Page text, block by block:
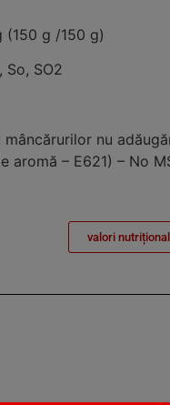
(150 g /150 g)
So, SO2
mâncărurilor nu
aromă – E621) – No
valori